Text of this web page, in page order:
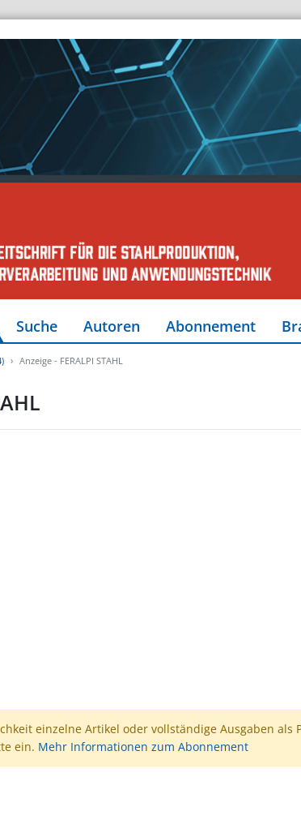
Suche Autoren Abonnement
Anzeige - FERALPI STAHL
einzelne Artikel oder vollständige Ausgaben als
ein. Mehr Informationen zum Abonnement